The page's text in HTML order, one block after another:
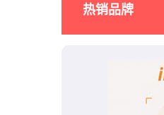
热销品牌